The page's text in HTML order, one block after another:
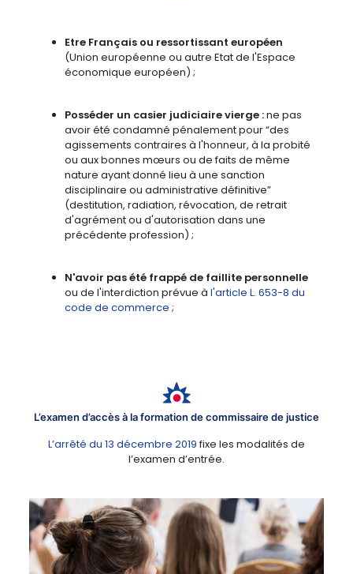
Etre Français ou ressortissant européen
(Union européenne ou autre Etat de l'Espace
économique européen) ;
Posséder un casier judiciaire vierge :ne pas
avoir été condamné pénalement pour “des
agissements contraires à l'honneur, à la probité
ou aux bonnes mœurs ou de faits de même
nature ayant donné lieu à une sanction
disciplinaire ou administrative définitive”
(destitution, radiation, révocation, de retrait
d'agrément ou d'autorisation dans une
précédente profession) ;
N'avoir pas été frappé de faillite personnelle
ou de l'interdiction prévue àl'article L. 653-8 du
code de commerce ;
L’examen d’accès à la formation de commissaire de justice
L’arrêté du 13 décembre 2019fixe les modalités de
l’examen d’entrée.